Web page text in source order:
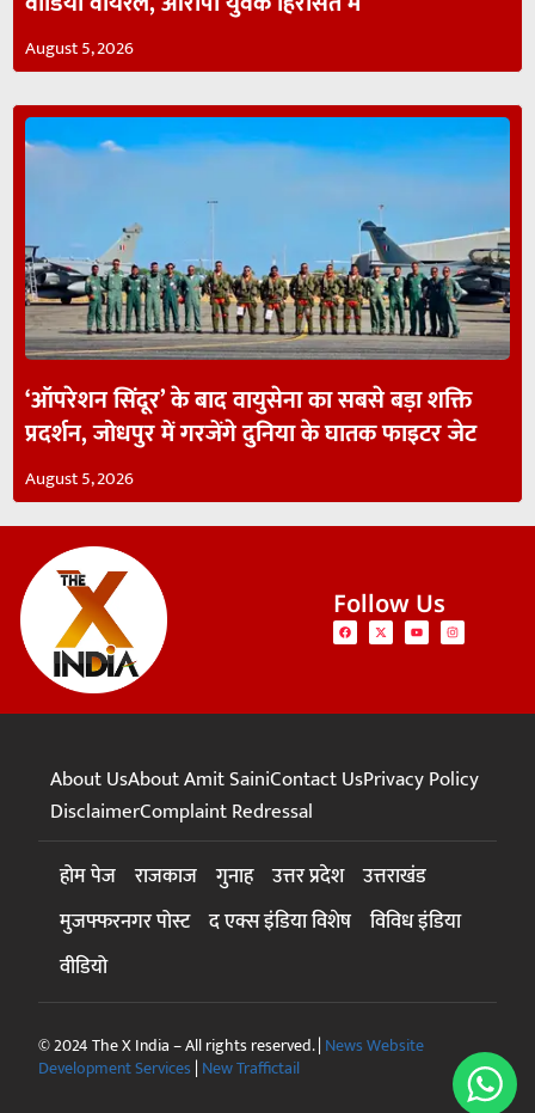
August 5, 2026
‘ऑपरेशन सिंदूर’ के बाद वायुसेना का सबसे बड़ा शक्ति
प्रदर्शन, जोधपुर में गरजेंगे दुनिया के घातक फाइटर जेट
August 5, 2026
Follow Us
About UsAbout Amit SainiContact UsPrivacy Policy
DisclaimerComplaint Redressal
होम पेज राजकाज गुनाह उत्तर प्रदेश उत्तराखंड
मुजफ्फरनगर पोस्ट द एक्स इंडिया विशेष विविध इंडिया
वीडियो
© 2024 The X India – All rights reserved. | News Website
Development Services | New Traffictail